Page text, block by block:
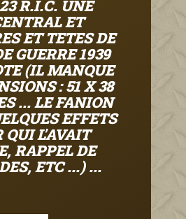
R.I.C. UNE
ET
ET TETES DE
GUERRE 1939
(IL MANQUE
: 51 X 38
... LE FANION
EFFETS
QUI L'AVAIT
RAPPEL DE
ETC ...) ...